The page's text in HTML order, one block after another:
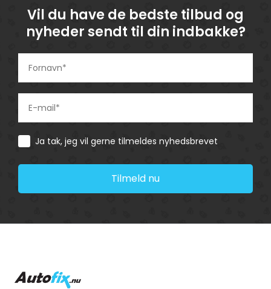
Vil du have de bedste tilbud og
nyheder sendt til din indbakke?
Consent
Ja tak, jeg vil gerne tilmeldes nyhedsbrevet
Tilmeld nu